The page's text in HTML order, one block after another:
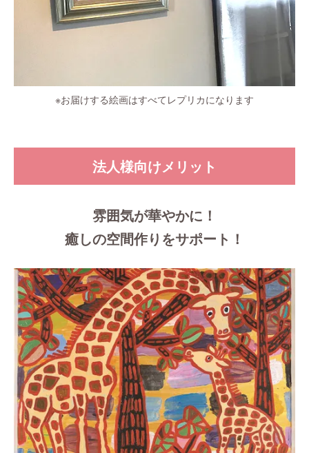
※お届けする絵画はすべてレプリカになります
法人様向けメリット
雰囲気が華やかに！
癒しの空間作りをサポート！